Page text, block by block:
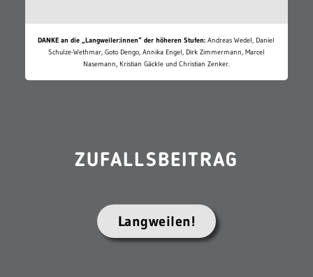
DANKE an die „Langweiler:innen“ der höheren Stufen: Andreas Wedel, Daniel
Schulze-Wethmar, Goto Dengo, Annika Engel, Dirk Zimmermann, Marcel
Nasemann, Kristian Gäckle und Christian Zenker.
ZUFALLSBEITRAG
Langweilen!